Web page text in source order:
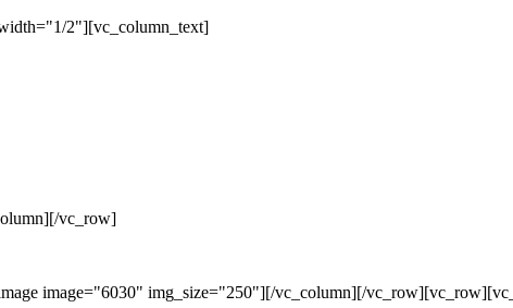
2"][vc_column_text]
vc_row]
image="6030" img_size="250"][/vc_column][/